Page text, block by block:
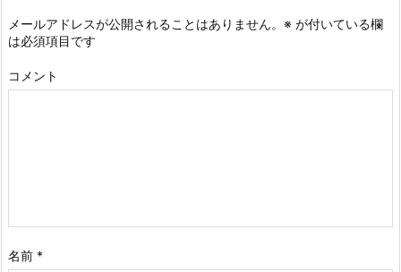
メールアドレスが公開されることはありません。 ※ が付いている欄
は必須項目です
コメント
名前 *